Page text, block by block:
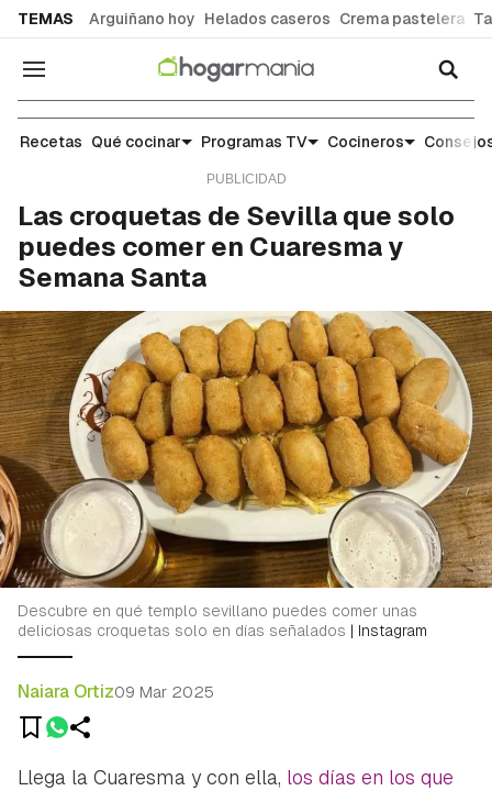
TEMAS Arguiñano hoy Helados caseros Crema pastelera
Navegación
Cocina
Recetas Qué cocinar Programas TV Cocineros
Las croquetas de Sevilla que solo
puedes comer en Cuaresma y
Semana Santa
Descubre en qué templo sevillano puedes comer unas
deliciosas croquetas solo en días señalados | Instagram
Naiara Ortiz09 Mar 2025
Llega la Cuaresma y con ella, los días en los que